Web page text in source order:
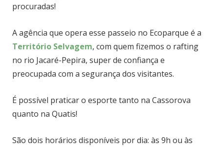
procuradas!
A agência que opera esse passeio no Ecoparque é a
Território Selvagem, com quem fizemos o rafting
no rio Jacaré-Pepira, super de confiança e
preocupada com a segurança dos visitantes.
É possível praticar o esporte tanto na Cassorova
quanto na Quatis!
São dois horários disponíveis por dia: às 9h ou às